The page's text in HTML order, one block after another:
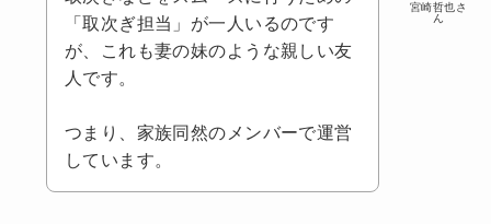
宮崎哲也さ
ん
「取次ぎ担当」が一人いるのです
が、これも妻の妹のような親しい友
人です。
つまり、家族同然のメンバーで運営
しています。